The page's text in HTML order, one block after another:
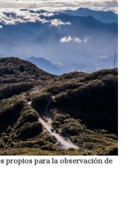
propios para la observación de